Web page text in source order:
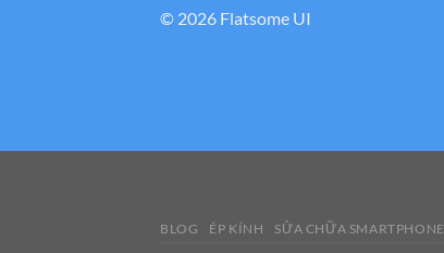
© 2026 Flatsome UI
BLOG ÉP KÍNH SỬA CHỮA SMARTPHONE